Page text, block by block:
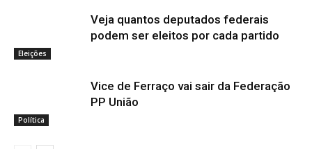
Eleições
Veja quantos deputados federais
podem ser eleitos por cada partido
Política
Vice de Ferraço vai sair da Federação
PP União